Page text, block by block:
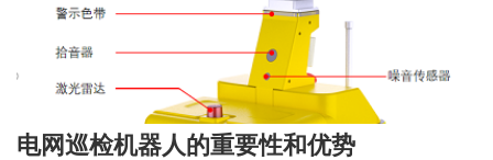
电网巡检机器人的重要性和优势